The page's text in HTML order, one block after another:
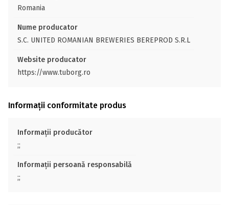
Romania
Nume producator
S.C. UNITED ROMANIAN BREWERIES BEREPROD S.R.L
Website producator
https://www.tuborg.ro
Informații conformitate produs
Informații producător
;;
Informații persoană responsabilă
;;